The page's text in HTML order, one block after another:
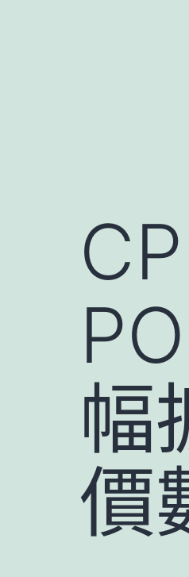
幅
價